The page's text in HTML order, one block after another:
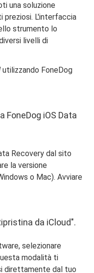
una soluzione
preziosi. L'interfaccia
strumento lo
livelli di
utilizzando FoneDog
FoneDog iOS Data
Recovery dal sito
la versione
o Mac). Avviare
da iCloud".
selezionare
modalità ti
direttamente dal tuo